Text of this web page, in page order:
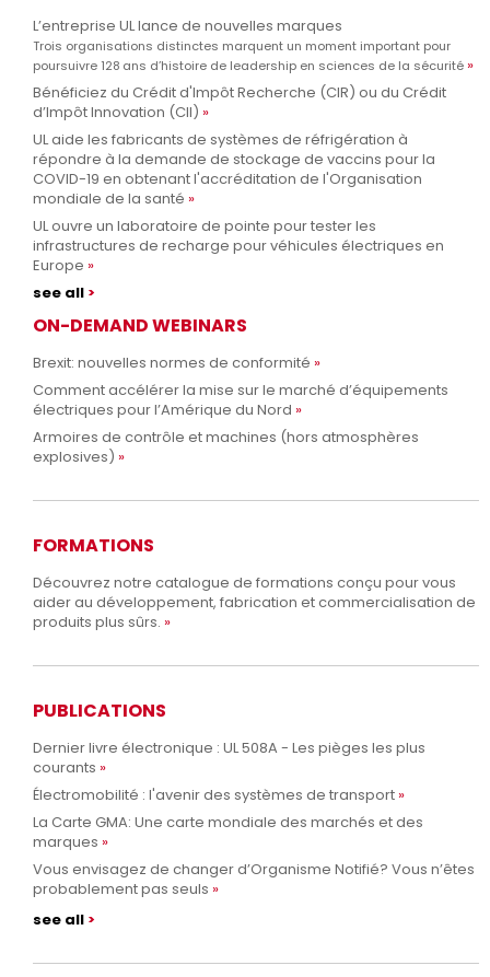
L’entreprise UL lance de nouvelles marques
Trois organisations distinctes marquent un moment important pour
poursuivre 128 ans d’histoire de leadership en sciences de la sécurité
Bénéficiez du Crédit d'Impôt Recherche (CIR) ou du Crédit
d’Impôt Innovation (CII)
UL aide les fabricants de systèmes de réfrigération à
répondre à la demande de stockage de vaccins pour la
COVID-19 en obtenant l'accréditation de l'Organisation
mondiale de la santé
UL ouvre un laboratoire de pointe pour tester les
infrastructures de recharge pour véhicules électriques en
Europe
see all
ON-DEMAND WEBINARS
Brexit: nouvelles normes de conformité
Comment accélérer la mise sur le marché d’équipements
électriques pour l’Amérique du Nord
Armoires de contrôle et machines (hors atmosphères
explosives)
FORMATIONS
Découvrez notre catalogue de formations conçu pour vous
aider au développement, fabrication et commercialisation de
produits plus sûrs.
PUBLICATIONS
Dernier livre électronique : UL 508A - Les pièges les plus
courants
Électromobilité : l'avenir des systèmes de transport
La Carte GMA: Une carte mondiale des marchés et des
marques
Vous envisagez de changer d’Organisme Notifié? Vous n’êtes
probablement pas seuls
see all